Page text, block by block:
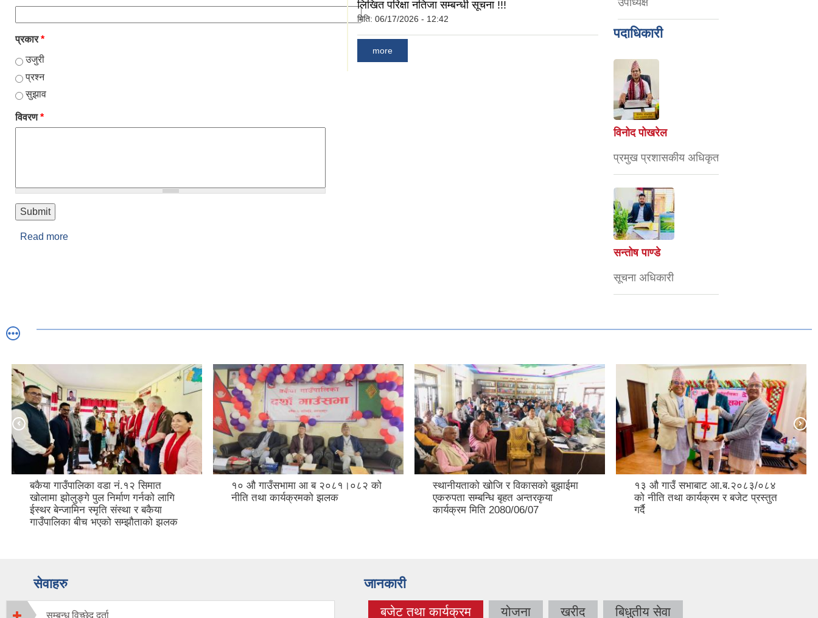
प्रकार*
उजुरी
प्रश्न
सुझाव
विवरण*
Read more
लिखित परिक्षा नतिजा सम्बन्धी सूचना !!!
मिति: 06/17/2026 - 12:42
more
उपाध्यक्ष
पदाधिकारी
विनोद पोखरेल
प्रमुख प्रशासकीय अधिकृत
सन्तोष पाण्डे
सूचना अधिकारी
बकैया गाउँपालिका वडा नं.१२ सिमात
खोलामा झोलुङ्गे पुल निर्माण गर्नको लागि
ईस्थर बेन्जामिन स्मृति संस्था र बकैया
गाउँपालिका बीच भएको सम्झौताको झलक
१० औ गाउँसभामा आ ब २०८१।०८२ को
नीति तथा कार्यक्रमको झलक
स्थानीयताको खोजि र विकासको बुझाईमा
एकरुपता सम्बन्धि बृहत अन्तरकृया
कार्यक्रम मिति 2080/06/07
१३ ‌‍‍औ गाउँ सभाबाट आ.ब.२०८३/०८४
को नीति तथा कार्यक्रम र बजेट प्रस्तुत
गर्दै
सेवाहरु
सम्बन्ध विच्छेद दर्ता
जानकारी
बजेट तथा कार्यक्रम योजना खरीद बिधुतीय सेवा